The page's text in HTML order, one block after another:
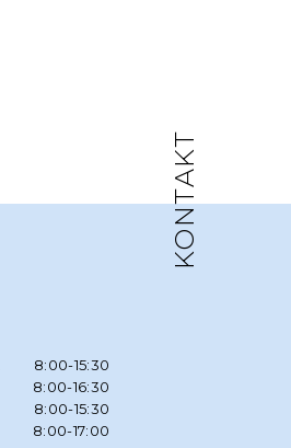
KONTAKT
8:00-15:30
8:00-16:30
8:00-15:30
8:00-17:00